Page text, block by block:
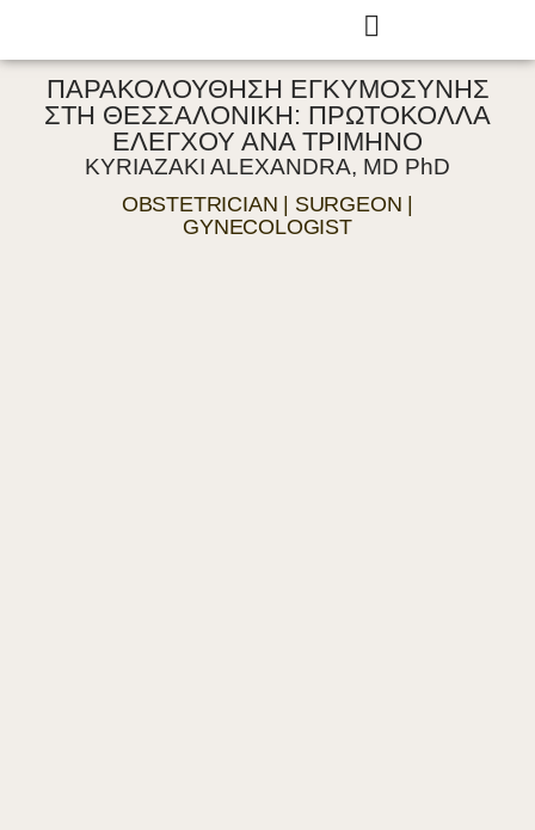
ΠΑΡΑΚΟΛΟΥΘΗΣΗ ΕΓΚΥΜΟΣΥΝΗΣ
ΣΤΗ ΘΕΣΣΑΛΟΝΙΚΗ: ΠΡΩΤΟΚΟΛΛΑ
ΕΛΕΓΧΟΥ ΑΝΑ ΤΡΙΜΗΝΟ
KYRIAZAKI ALEXANDRA, MD PhD
OBSTETRICIAN | SURGEON |
GYNECOLOGIST